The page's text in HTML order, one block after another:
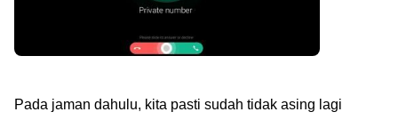
Pada jaman dahulu, kita pasti sudah tidak asing lagi